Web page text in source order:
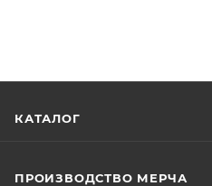
КАТАЛОГ
ПРОИЗВОДСТВО МЕРЧА